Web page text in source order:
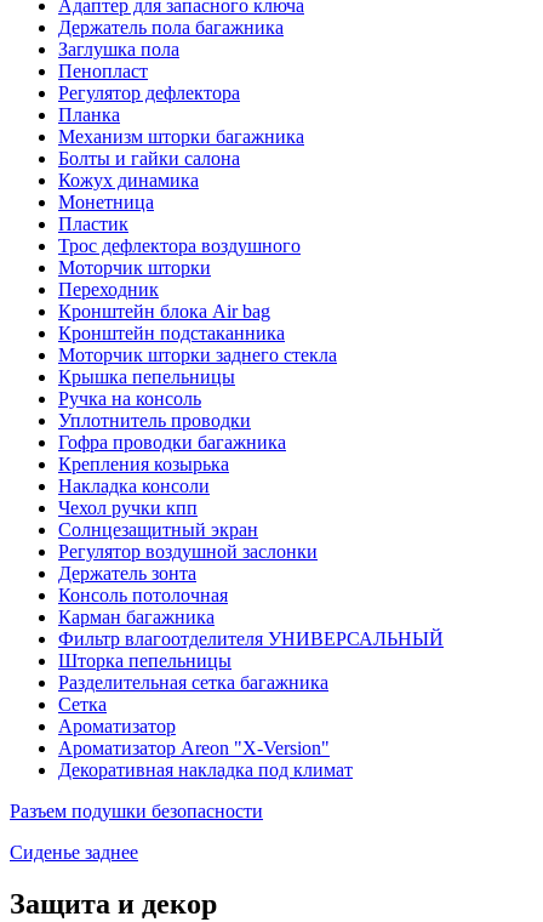
Адаптер для запасного ключа
Держатель пола багажника
Заглушка пола
Пенопласт
Регулятор дефлектора
Планка
Механизм шторки багажника
Болты и гайки салона
Кожух динамика
Монетница
Пластик
Трос дефлектора воздушного
Моторчик шторки
Переходник
Кронштейн блока Air bag
Кронштейн подстаканника
Моторчик шторки заднего стекла
Крышка пепельницы
Ручка на консоль
Уплотнитель проводки
Гофра проводки багажника
Крепления козырька
Накладка консоли
Чехол ручки кпп
Солнцезащитный экран
Регулятор воздушной заслонки
Держатель зонта
Консоль потолочная
Карман багажника
Фильтр влагоотделителя УНИВЕРСАЛЬНЫЙ
Шторка пепельницы
Разделительная сетка багажника
Сетка
Ароматизатор
Ароматизатор Areon "X-Version"
Декоративная накладка под климат
Разъем подушки безопасности
Сиденье заднее
Защита и декор